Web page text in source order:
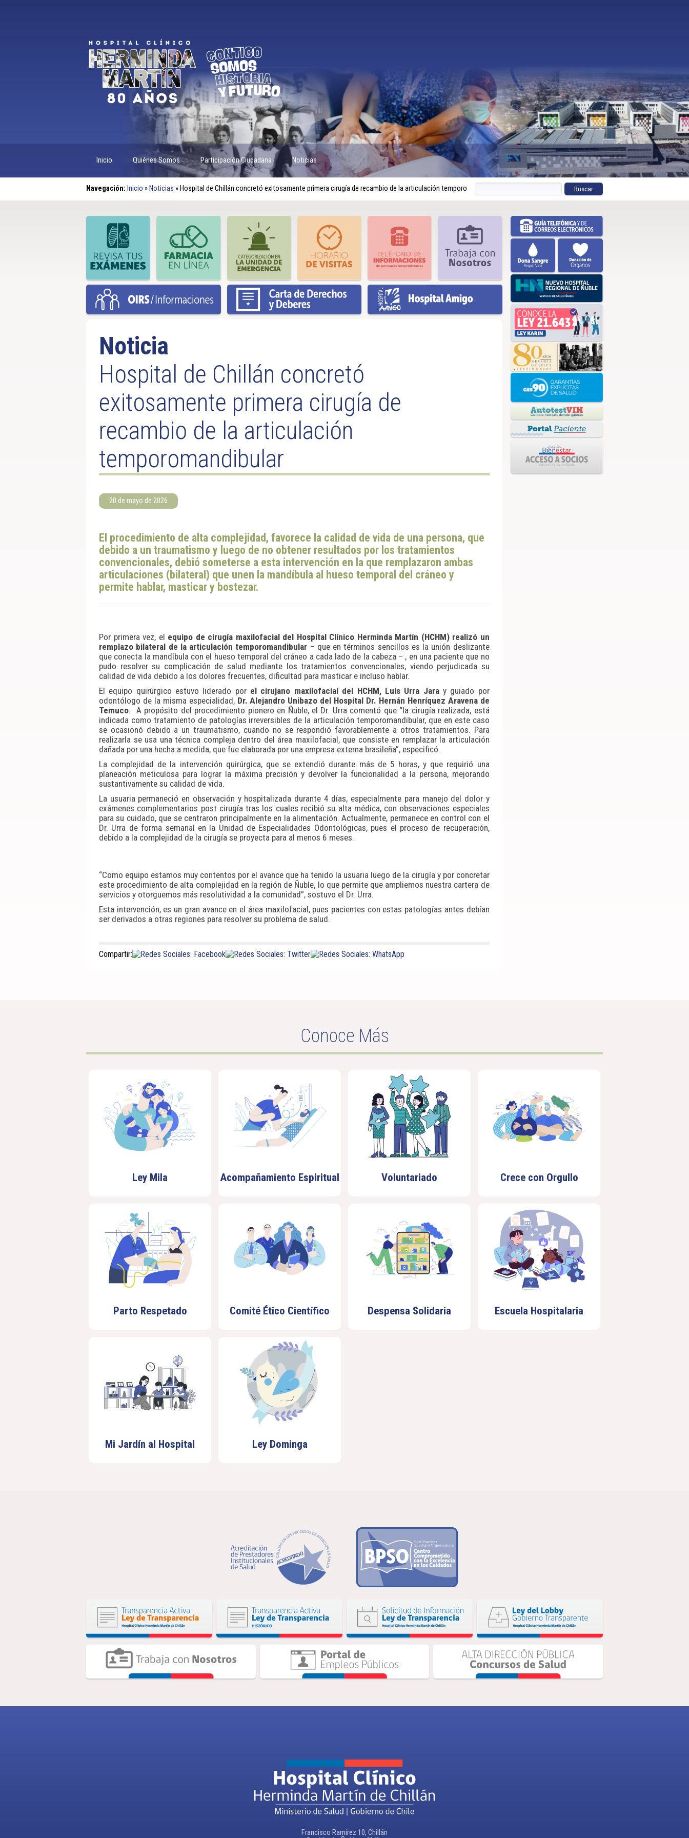
Inicio Quiénes Somos Participación Ciudadana Noticias
Navegación: Inicio » Noticias » Hospital de Chillán concretó exitosamente primera cirugía de recambio de la articulación temporomandibular
Noticia
Hospital de Chillán concretó
exitosamente primera cirugía de
recambio de la articulación
temporomandibular
20 de mayo de 2026
El procedimiento de alta complejidad, favorece la calidad de vida de una persona, que
debido a un traumatismo y luego de no obtener resultados por los tratamientos
convencionales, debió someterse a esta intervención en la que remplazaron ambas
articulaciones (bilateral) que unen la mandíbula al hueso temporal del cráneo y
permite hablar, masticar y bostezar.
Por primera vez, el equipo de cirugía maxilofacial del Hospital Clínico Herminda Martín (HCHM) realizó un
remplazo bilateral de la articulación temporomandibular – que en términos sencillos es la unión deslizante
que conecta la mandíbula con el hueso temporal del cráneo a cada lado de la cabeza – , en una paciente que no
pudo resolver su complicación de salud mediante los tratamientos convencionales, viendo perjudicada su
calidad de vida debido a los dolores frecuentes, dificultad para masticar e incluso hablar.
El equipo quirúrgico estuvo liderado por el cirujano maxilofacial del HCHM, Luis Urra Jaray guiado por
odontólogo de la misma especialidad, Dr. Alejandro Unibazo del Hospital Dr. Hernán Henríquez Aravena de
Temuco. A propósito del procedimiento pionero en Ñuble, el Dr. Urra comentó que “la cirugía realizada, está
indicada como tratamiento de patologías irreversibles de la articulación temporomandibular, que en este caso
se ocasionó debido a un traumatismo, cuando no se respondió favorablemente a otros tratamientos. Para
realizarla se usa una técnica compleja dentro del área maxilofacial, que consiste en remplazar la articulación
dañada por una hecha a medida, que fue elaborada por una empresa externa brasileña”, especificó.
La complejidad de la intervención quirúrgica, que se extendió durante más de 5 horas, y que requirió una
planeación meticulosa para lograr la máxima precisión y devolver la funcionalidad a la persona, mejorando
sustantivamente su calidad de vida.
La usuaria permaneció en observación y hospitalizada durante 4 días, especialmente para manejo del dolor y
exámenes complementarios post cirugía tras los cuales recibió su alta médica, con observaciones especiales
para su cuidado, que se centraron principalmente en la alimentación. Actualmente, permanece en control con el
Dr. Urra de forma semanal en la Unidad de Especialidades Odontológicas, pues el proceso de recuperación,
debido a la complejidad de la cirugía se proyecta para al menos 6 meses.
“Como equipo estamos muy contentos por el avance que ha tenido la usuaria luego de la cirugía y por concretar
este procedimiento de alta complejidad en la región de Ñuble, lo que permite que ampliemos nuestra cartera de
servicios y otorguemos más resolutividad a la comunidad”, sostuvo el Dr. Urra.
Esta intervención, es un gran avance en el área maxilofacial, pues pacientes con estas patologías antes debían
ser derivados a otras regiones para resolver su problema de salud.
Compartir:
Conoce Más
Ley Mila Acompañamiento Espiritual Voluntariado Crece con Orgullo
Parto Respetado Comité Ético Científico Despensa Solidaria Escuela Hospitalaria
Mi Jardín al Hospital Ley Dominga
Francisco Ramírez 10, Chillán